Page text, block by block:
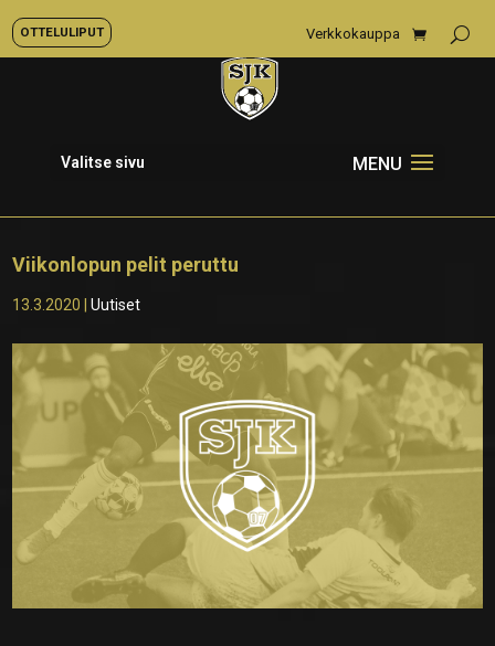
OTTELULIPUT Verkkokauppa
Valitse sivu
Viikonlopun pelit peruttu
13.3.2020 |Uutiset